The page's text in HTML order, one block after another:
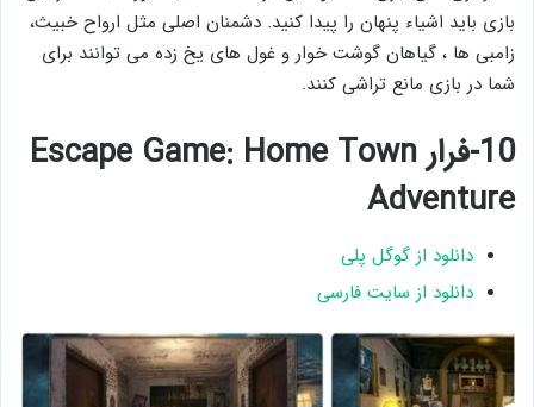
بازی باید اشیاء پنهان را پیدا کنید. دشمنان اصلی مثل ارواح خبیث،
زامبی ها ، گیاهان گوشت خوار و غول های یخ زده می توانند برای
شما در بازی مانع تراشی کنند.
10-فرار Escape Game: Home Town
Adventure
دانلود از گوگل پلی
دانلود از سایت فارسی